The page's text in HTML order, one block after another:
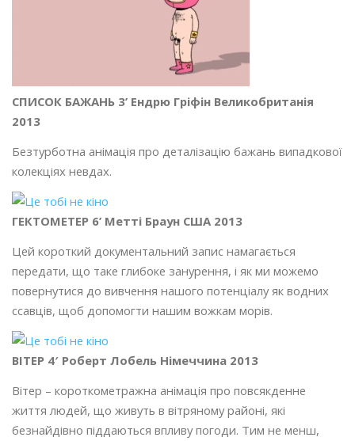
СПИСОК БАЖАНЬ 3’ Ендрю Гріфін Великобританія
2013
Безтурботна анімація про деталізацію бажань випадкової
колекціях невдах.
ГЕКТОМЕТЕР 6’ Метті Браун США 2013
Цей короткий документальний запис намагається
передати, що таке глибоке занурення, і як ми можемо
повернутися до вивчення нашого потенціалу як водних
ссавців, щоб допомогти нашим вожкам морів.
ВІТЕР 4′ Роберт Лобель Німеччина 2013
Вітер – короткометражна анімація про повсякденне
життя людей, що живуть в вітряному районі, які
безнайдівно піддаються впливу погоди. Тим не менш,